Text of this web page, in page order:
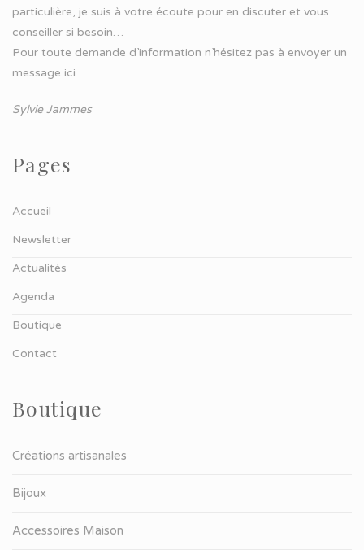
particulière, je suis à votre écoute pour en discuter et vous
conseiller si besoin…
Pour toute demande d’information n’hésitez pas à envoyer un
message ici
Sylvie Jammes
Pages
Accueil
Newsletter
Actualités
Agenda
Boutique
Contact
Boutique
Créations artisanales
Bijoux
Accessoires Maison